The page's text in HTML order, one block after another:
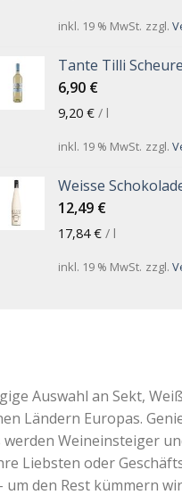
inkl. 19 % MwSt. zzgl.
Tante Tilli
6,90 €
9,20 €/ l
inkl. 19 % MwSt. zzgl.
Weisse
12,49 €
17,84€/ l
inkl. 19 % MwSt. zzgl.
Auswahl an Sekt,
Ländern Europas.
Weineinsteiger
Liebsten oder
um den Rest kümmern